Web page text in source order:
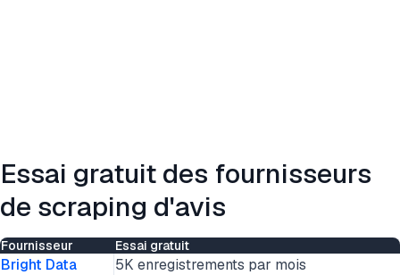
Essai gratuit des fournisseurs
de scraping d'avis
Fournisseur Essai gratuit
Bright Data
5K enregistrements par mois